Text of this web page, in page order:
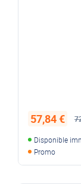
57,84 €
Disponible
Promo